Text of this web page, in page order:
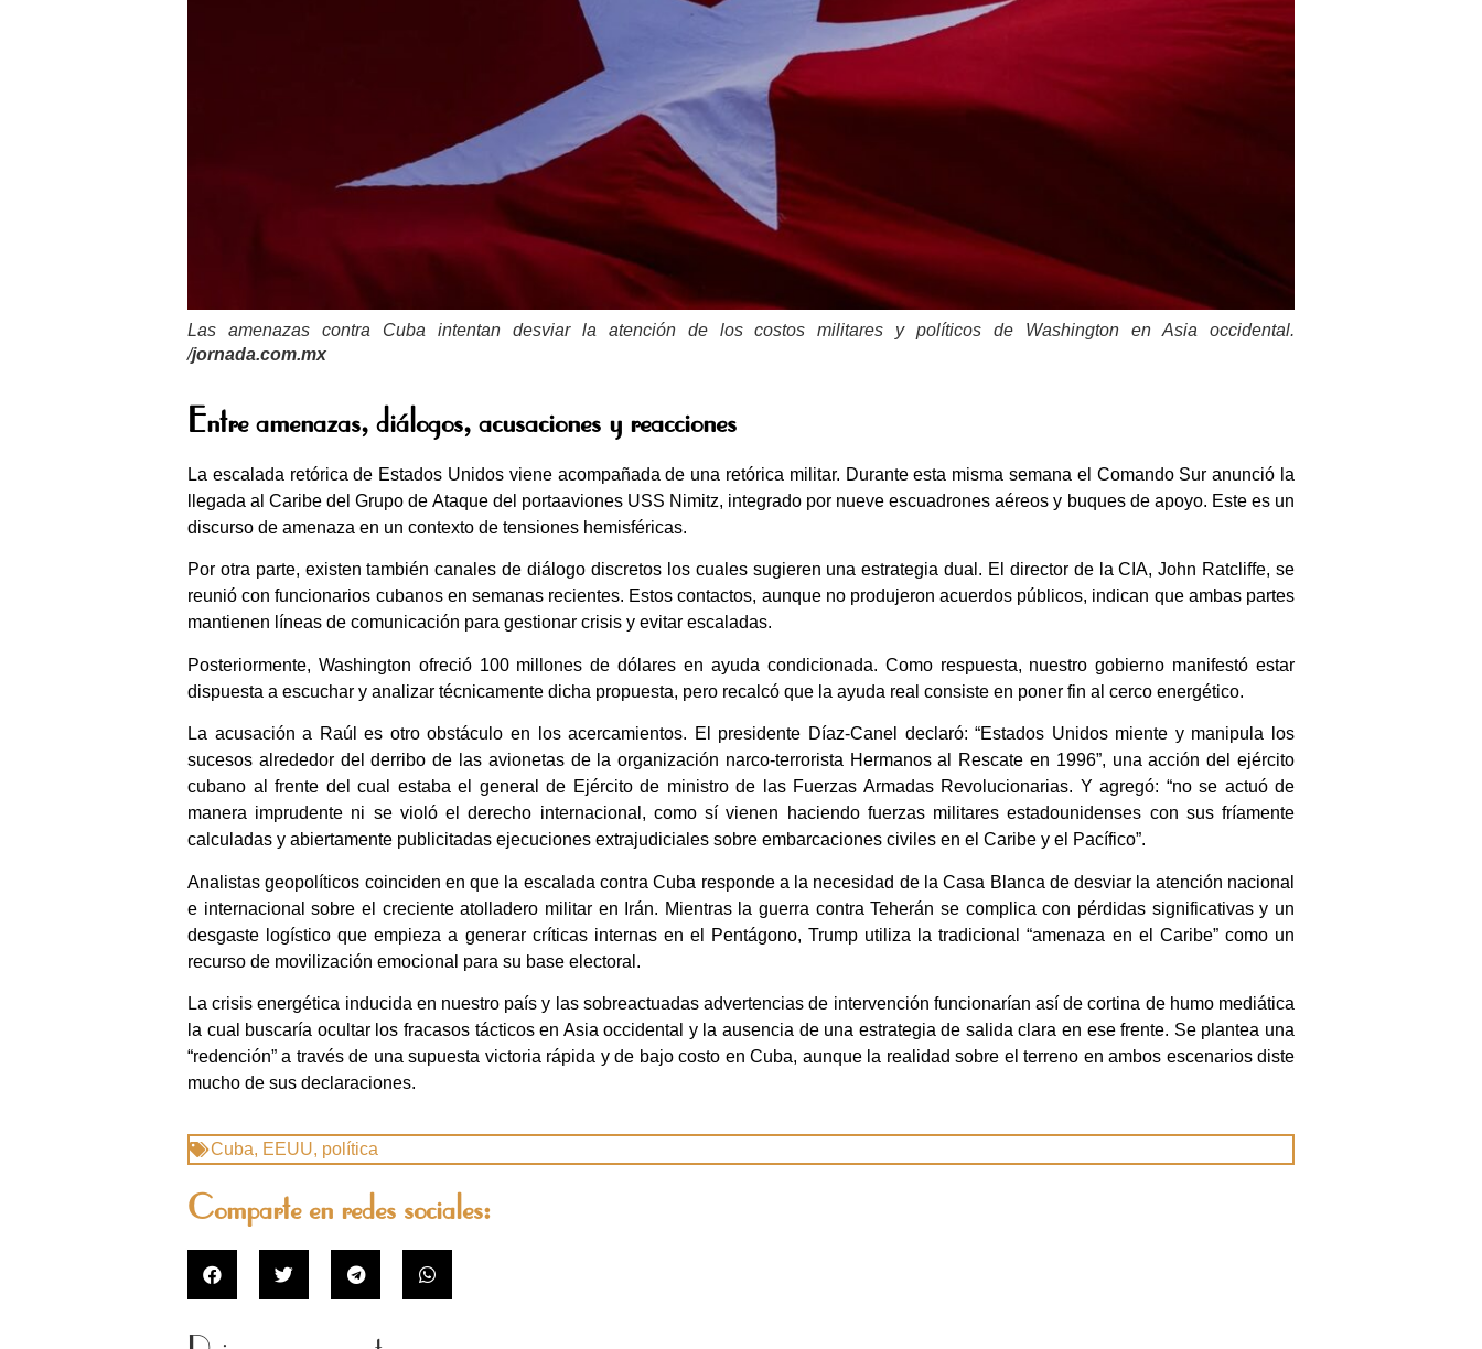
Las amenazas contra Cuba intentan desviar la atención de los costos militares y políticos de Washington en Asia occidental.
/jornada.com.mx
Entre amenazas, diálogos, acusaciones y reacciones
La escalada retórica de Estados Unidos viene acompañada de una retórica militar. Durante esta misma semana el Comando Sur anunció la
llegada al Caribe del Grupo de Ataque del portaaviones USS Nimitz, integrado por nueve escuadrones aéreos y buques de apoyo. Este es un
discurso de amenaza en un contexto de tensiones hemisféricas.
Por otra parte, existen también canales de diálogo discretos los cuales sugieren una estrategia dual. El director de la CIA, John Ratcliffe, se
reunió con funcionarios cubanos en semanas recientes. Estos contactos, aunque no produjeron acuerdos públicos, indican que ambas partes
mantienen líneas de comunicación para gestionar crisis y evitar escaladas.
Posteriormente, Washington ofreció 100 millones de dólares en ayuda condicionada. Como respuesta, nuestro gobierno manifestó estar
dispuesta a escuchar y analizar técnicamente dicha propuesta, pero recalcó que la ayuda real consiste en poner fin al cerco energético.
La acusación a Raúl es otro obstáculo en los acercamientos. El presidente Díaz-Canel declaró: “Estados Unidos miente y manipula los
sucesos alrededor del derribo de las avionetas de la organización narco-terrorista Hermanos al Rescate en 1996”, una acción del ejército
cubano al frente del cual estaba el general de Ejército de ministro de las Fuerzas Armadas Revolucionarias. Y agregó: “no se actuó de
manera imprudente ni se violó el derecho internacional, como sí vienen haciendo fuerzas militares estadounidenses con sus fríamente
calculadas y abiertamente publicitadas ejecuciones extrajudiciales sobre embarcaciones civiles en el Caribe y el Pacífico”.
Analistas geopolíticos coinciden en que la escalada contra Cuba responde a la necesidad de la Casa Blanca de desviar la atención nacional
e internacional sobre el creciente atolladero militar en Irán. Mientras la guerra contra Teherán se complica con pérdidas significativas y un
desgaste logístico que empieza a generar críticas internas en el Pentágono, Trump utiliza la tradicional “amenaza en el Caribe” como un
recurso de movilización emocional para su base electoral.
La crisis energética inducida en nuestro país y las sobreactuadas advertencias de intervención funcionarían así de cortina de humo mediática
la cual buscaría ocultar los fracasos tácticos en Asia occidental y la ausencia de una estrategia de salida clara en ese frente. Se plantea una
“redención” a través de una supuesta victoria rápida y de bajo costo en Cuba, aunque la realidad sobre el terreno en ambos escenarios diste
mucho de sus declaraciones.
Cuba, EEUU, política
Comparte en redes sociales: